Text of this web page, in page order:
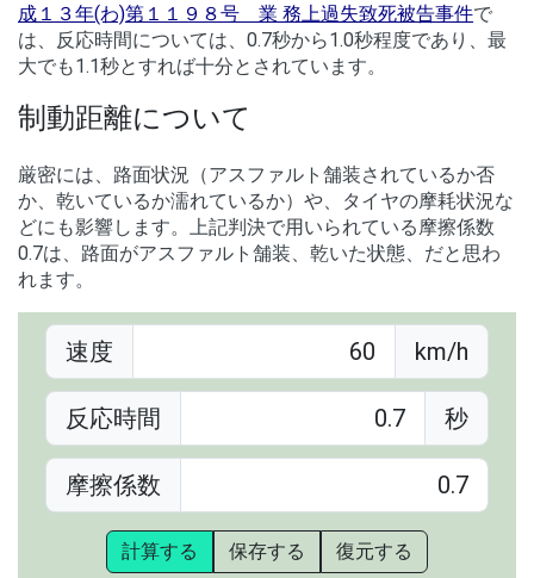
成１３年(わ)第１１９８号 業 務上過失致死被告事件で
は、反応時間については、0.7秒から1.0秒程度であり、最
大でも1.1秒とすれば十分とされています。
制動距離について
厳密には、路面状況（アスファルト舗装されているか否
か、乾いているか濡れているか）や、タイヤの摩耗状況な
どにも影響します。上記判決で用いられている摩擦係数
0.7は、路面がアスファルト舗装、乾いた状態、だと思わ
れます。
速度 km/h
反応時間 秒
摩擦係数
計算する 保存する 復元する